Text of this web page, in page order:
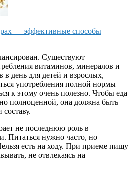
— эффективные способы
Существуют
витаминов, минералов и
в день для детей и взрослых,
употребления полной нормы
к этому очень полезно. Чтобы еда
полноценной, она должна быть
не последнюю роль в
Питаться нужно часто, но
есть на ходу. При приеме пищу
не отвлекаясь на